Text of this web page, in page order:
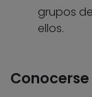
grupos
ellos.